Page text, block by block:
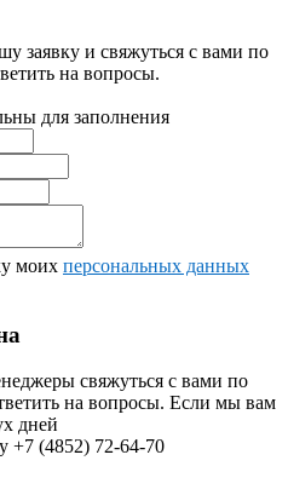
заявку и свяжуться с вами по
на вопросы.
для заполнения
моих персональных данных
свяжуться с вами по
на вопросы. Если мы вам
дней
+7 (4852) 72-64-70